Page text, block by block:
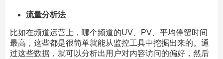
流量分析法
比如在频道运营上，哪个频道的UV、PV、平均停留时间
最高，这些都是很简单就能从监控工具中挖掘出来的。通
过这些数据，就可以分析出用户对内容访问的偏好，然后